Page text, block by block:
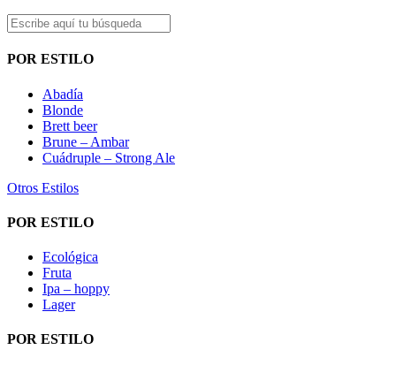
POR ESTILO
Abadía
Blonde
Brett beer
Brune – Ambar
Cuádruple – Strong Ale
Otros Estilos
POR ESTILO
Ecológica
Fruta
Ipa – hoppy
Lager
POR ESTILO